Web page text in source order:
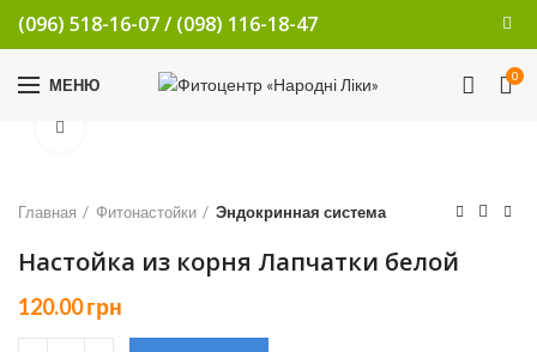
(096) 518-16-07/ (098) 116-18-47
МЕНЮ 0
Главная Фитонастойки Эндокринная система
Настойка из корня Лапчатки белой
120.00грн